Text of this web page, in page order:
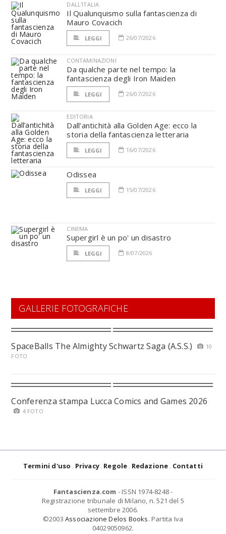
DALL'ITALIA
Il Qualunquismo sulla fantascienza di
Mauro Covacich
LEGGI 26/07/2026
CONTAMINAZIONI
Da qualche parte nel tempo: la
fantascienza degli Iron Maiden
LEGGI 26/07/2026
EDITORIA
Dall’antichità alla Golden Age: ecco la
storia della fantascienza letteraria
LEGGI 16/07/2026
Odissea
LEGGI 15/07/2026
CINEMA
Supergirl è un po' un disastro
LEGGI 8/07/2026
GALLERIE FOTOGRAFICHE
SpaceBalls The Almighty Schwartz Saga (A.S.S.)
10
FOTO
Conferenza stampa Lucca Comics and Games 2026
4 FOTO
Termini d'uso Privacy Regole Redazione Contatti
Fantascienza.com - ISSN 1974-8248 -
Registrazione tribunale di Milano, n. 521 del 5
settembre 2006.
©2003 Associazione Delos Books. Partita Iva
04029050962.